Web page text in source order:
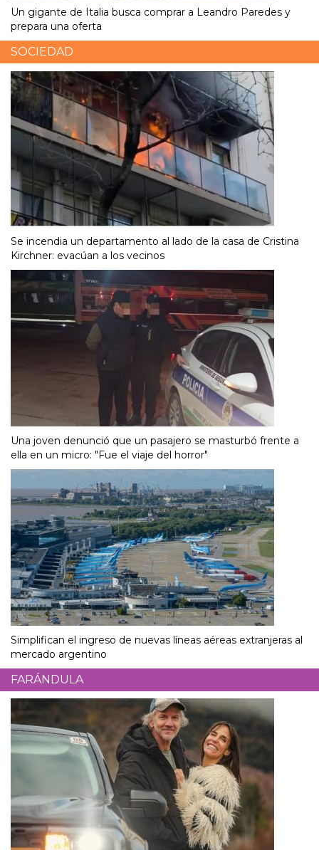
Un gigante de Italia busca comprar a Leandro Paredes y
prepara una oferta
SOCIEDAD
Se incendia un departamento al lado de la casa de Cristina
Kirchner: evacúan a los vecinos
Una joven denunció que un pasajero se masturbó frente a
ella en un micro: "Fue el viaje del horror"
Simplifican el ingreso de nuevas líneas aéreas extranjeras al
mercado argentino
FARÁNDULA